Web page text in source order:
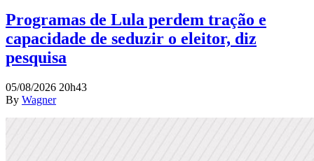
Programas de Lula perdem tração e
capacidade de seduzir o eleitor, diz
pesquisa
05/08/2026 20h43
By Wagner